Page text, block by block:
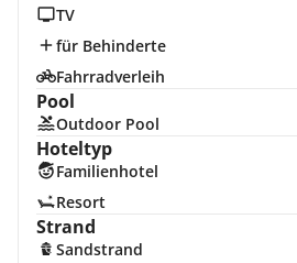
TV
für Behinderte
Fahrradverleih
Pool
Outdoor Pool
Hoteltyp
Familienhotel
Resort
Strand
Sandstrand